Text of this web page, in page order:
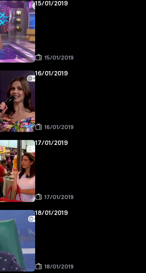
15/01/2019
15/01/2019
16/01/2019
16/01/2019
17/01/2019
17/01/2019
18/01/2019
18/01/2019